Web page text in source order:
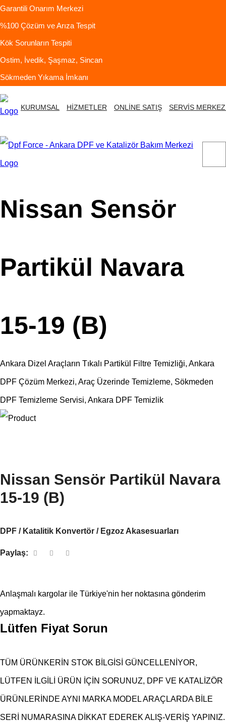
Garantili Onarım Merkezi
%100 Çözüm ve Arıza Tespit
Kök Sorunların Tespiti
Ostim, İvedik, Şaşmaz, Sincan
Sökmeden Yıkama İmkanı
KURUMSAL HİZMETLER ONLİNE SATIŞ SERVİS
Nissan Sensör
Partikül Navara
15-19 (B)
Ankara Dizel Araçların Tıkalı Partikül Filtre Temizliği, Ankara
DPF Çözüm Merkezi, Araç Üzerinde Temizleme, Sökmeden
DPF Temizleme Servisi, Ankara DPF Temizlik
Nissan Sensör Partikül Navara
15-19 (B)
DPF / Katalitik Konvertör / Egzoz Akasesuarları
Paylaş:
Anlaşmalı kargolar ile Türkiye'nin her noktasına gönderim
yapmaktayz.
Lütfen Fiyat Sorun
TÜM ÜRÜNKERİN STOK BİLGİSİ GÜNCELLENİYOR,
LÜTFEN İLGİLİ ÜRÜN İÇİN SORUNUZ, DPF VE KATALİZÖR
ÜRÜNLERİNDE AYNI MARKA MODEL ARAÇLARDA BİLE
SERİ NUMARASINA DİKKAT EDEREK ALIŞ-VERİŞ YAPINIZ.